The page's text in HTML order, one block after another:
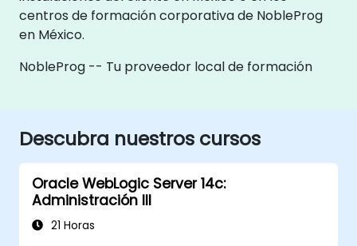
centros de formación corporativa de NobleProg
en México.
NobleProg -- Tu proveedor local de formación
Descubra nuestros cursos
Oracle WebLogic Server 14c:
Administración III
21 Horas